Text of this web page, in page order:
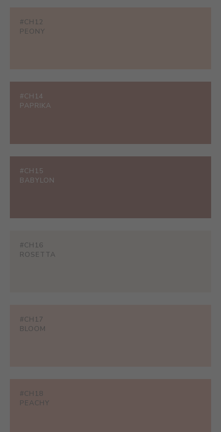
#CH12
PEONY
#CH14
PAPRIKA
#CH15
BABYLON
#CH16
ROSETTA
#CH17
BLOOM
#CH18
PEACHY